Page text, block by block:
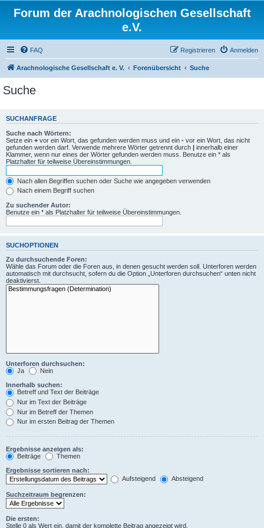
Forum der Arachnologischen Gesellschaft
e.V.
FAQ Anmelden
Registrieren
Arachnologische Gesellschaft e. V. Forenübersicht Suche
Suche
SUCHANFRAGE
Suche nach Wörtern:
Setze ein + vor ein Wort, das gefunden werden muss und ein - vor ein Wort, das nicht
gefunden werden darf. Verwende mehrere Wörter getrennt durch | innerhalb einer
Klammer, wenn nur eines der Wörter gefunden werden muss. Benutze ein * als
Platzhalter für teilweise Übereinstimmungen.
Nach allen Begriffen suchen oder Suche wie angegeben verwenden
Nach einem Begriff suchen
Zu suchender Autor:
Benutze ein * als Platzhalter für teilweise Übereinstimmungen.
SUCHOPTIONEN
Zu durchsuchende Foren:
Wähle das Forum oder die Foren aus, in denen gesucht werden soll. Unterforen werden
automatisch mit durchsucht, sofern du die Option „Unterforen durchsuchen“ unten nicht
deaktivierst.
Unterforen durchsuchen:
Ja
Nein
Innerhalb suchen:
Betreff und Text der Beiträge
Nur im Text der Beiträge
Nur im Betreff der Themen
Nur im ersten Beitrag der Themen
Ergebnisse anzeigen als:
Beiträge
Themen
Ergebnisse sortieren nach:
Aufsteigend
Absteigend
Suchzeitraum begrenzen:
Die ersten:
Stelle 0 als Wert ein, damit der komplette Beitrag angezeigt wird.